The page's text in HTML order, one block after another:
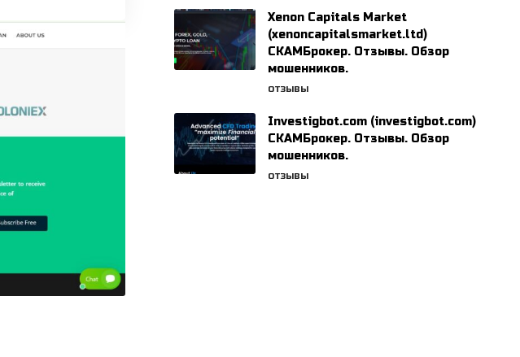
Xenon Capitals Market
(xenoncapitalsmarket.ltd)
СКАМБрокер. Отзывы. Обзор
мошенников.
ОТЗЫВЫ
Investigbot.com (investigbot.com)
СКАМБрокер. Отзывы. Обзор
мошенников.
ОТЗЫВЫ